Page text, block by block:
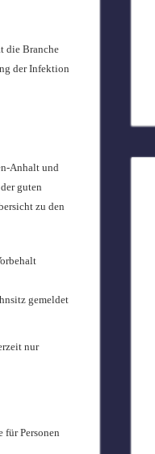
die Branche
der Infektion
Anhalt und
guten
zu den
gemeldet
nur
Personen